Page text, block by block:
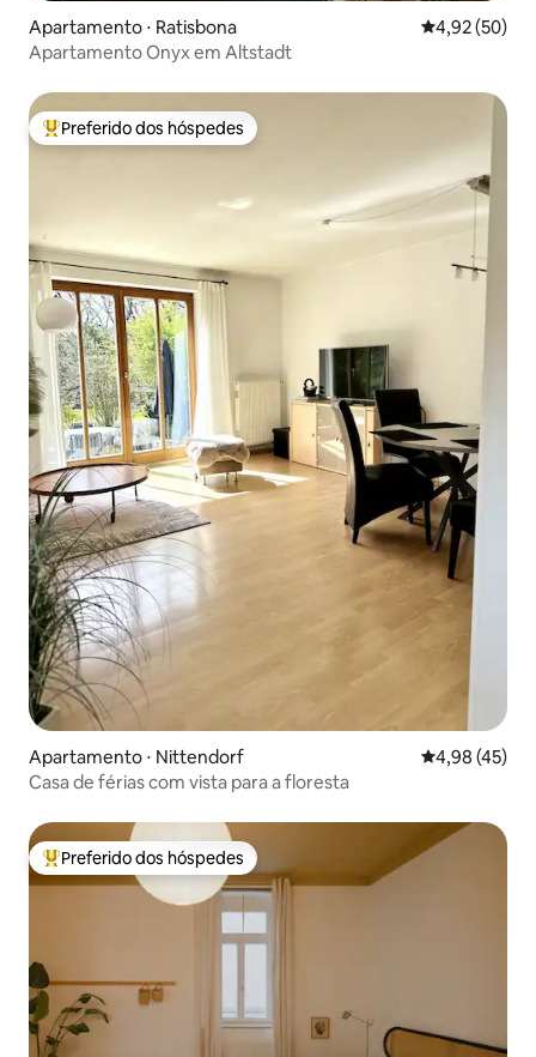
Apartamento ⋅ Ratisbona 4,92 de uma
4,92 (50)
Apartamento Onyx em Altstadt
Entre os melhores preferidos dos hóspedes
Preferido dos hóspedes
Apartamento ⋅ Nittendorf 4,98 de uma
4,98 (45)
Casa de férias com vista para a floresta
Entre os melhores preferidos dos hóspedes
Preferido dos hóspedes